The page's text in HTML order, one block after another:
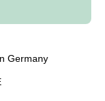
Pulver
Germany